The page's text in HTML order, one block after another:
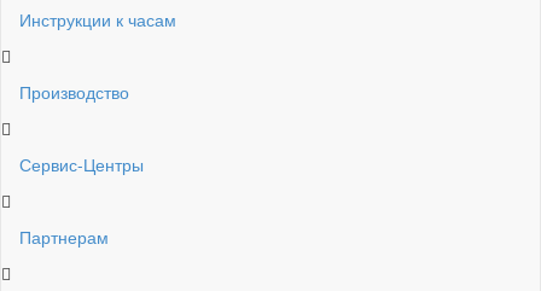
Инструкции к часам
Производство
Сервис-Центры
Партнерам